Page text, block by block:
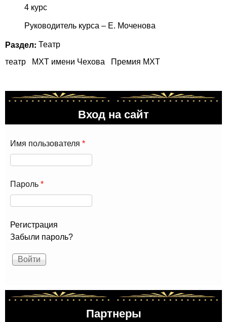
4 курс
Руководитель курса – Е. Моченова
Раздел: Театр
театр
МХТ имени Чехова Премия МХТ
Вход на сайт
Имя пользователя *
Пароль *
Регистрация
Забыли пароль?
Партнеры